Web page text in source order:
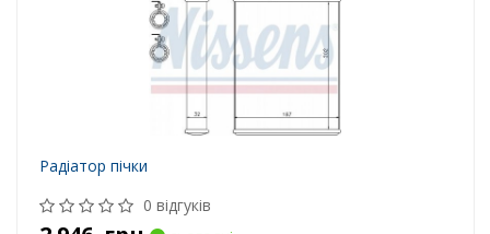
Радіатор пічки
0 відгуків